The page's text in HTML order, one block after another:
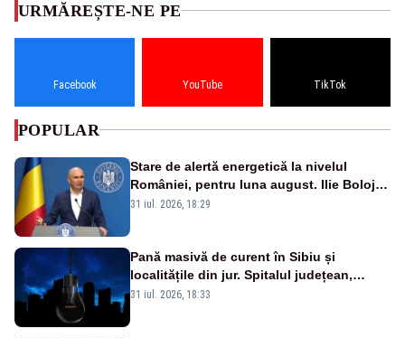
URMĂREȘTE-NE PE
Facebook YouTube TikTok
POPULAR
Stare de alertă energetică la nivelul
României, pentru luna august. Ilie Bolojan
a anunțat importuri și posibile restricții –
31 iul. 2026, 18:29
Pană masivă de curent în Sibiu și
localitățile din jur. Spitalul județean,
semafoarele, rețelele de telefonie, grav
31 iul. 2026, 18:33